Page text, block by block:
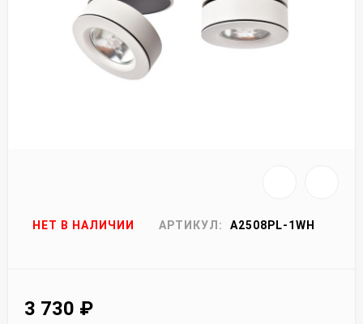
НЕТ В НАЛИЧИИ АРТИКУЛ: A2508PL-1WH
3 730 ₽